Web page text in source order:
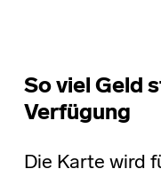
So viel Geld
Verfügung
Die Karte wird